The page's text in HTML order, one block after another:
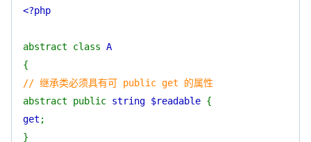
<?php
abstract class A
{
// 继承类必须具有可 public get 的属性
abstract public string $readable {
get ;
}